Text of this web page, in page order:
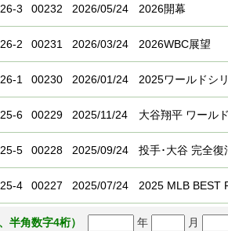
26-3 00232 2026/05/24 2026開幕
26-2 00231 2026/03/24 2026WBC展望
26-1 00230 2026/01/24 2025ワールドシ
25-6 00229 2025/11/24 大谷翔平 ワール
25-5 00228 2025/09/24 投手･大谷 完全復
25-4 00227 2025/07/24 2025 MLB BEST
半角数字4桁） 年 月